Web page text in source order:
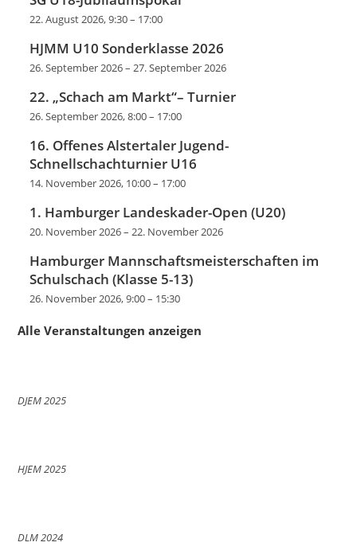
22. August 2026, 9:30– 17:00
HJMM U10 Sonderklasse 2026
26. September 2026–27. September 2026
22. „Schach am Markt“– Turnier
26. September 2026, 8:00– 17:00
16. Offenes Alstertaler Jugend-
Schnellschachturnier U16
14. November 2026, 10:00– 17:00
1. Hamburger Landeskader-Open (U20)
20. November 2026–22. November 2026
Hamburger Mannschaftsmeisterschaften im
Schulschach (Klasse 5-13)
26. November 2026, 9:00– 15:30
Alle Veranstaltungen anzeigen
DJEM 2025
HJEM 2025
DLM 2024